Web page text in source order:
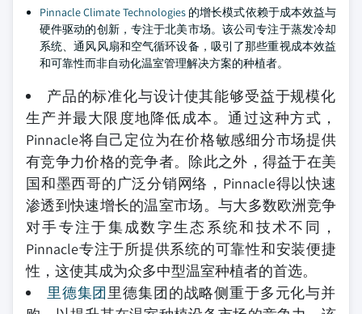
Pinnacle Climate Technologies 的增长模式依赖于成本效益与
硬件驱动的创新，专注于北美市场。该公司专注于蒸发冷却
系统、通风风扇和空气循环设备，吸引了那些重视成本效益
和可靠性而非自动化温室管理解决方案的种植者。
产品的标准化与设计使其能够受益于规模化
生产并最大限度地降低成本。通过这种方式，
Pinnacle将自己定位为在价格敏感细分市场提供
有竞争力价格的竞争者。除此之外，得益于在美
国和墨西哥的广泛分销网络，Pinnacle得以快速
渗透到快速增长的温室市场。与大多数欧洲竞争
对手专注于集成数字生态系统和技术不同，
Pinnacle专注于所提供系统的可靠性和安装便捷
性，这使其成为众多中型温室种植者的首选。
里德集团 里德集团的战略侧重于多元化与并